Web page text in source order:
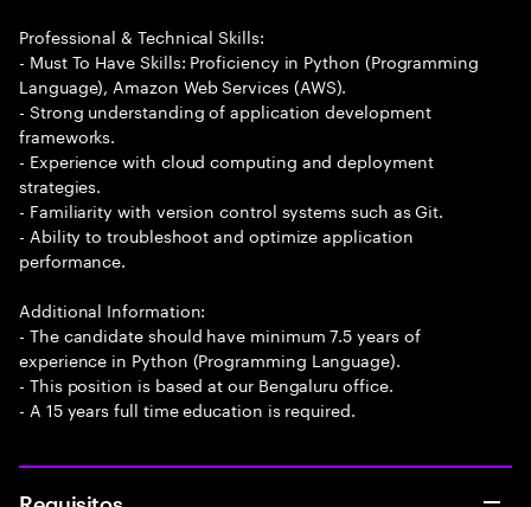
Professional & Technical Skills:
- Must To Have Skills: Proficiency in Python (Programming
Language), Amazon Web Services (AWS).
- Strong understanding of application development
frameworks.
- Experience with cloud computing and deployment
strategies.
- Familiarity with version control systems such as Git.
- Ability to troubleshoot and optimize application
performance.
Additional Information:
- The candidate should have minimum 7.5 years of
experience in Python (Programming Language).
- This position is based at our Bengaluru office.
- A 15 years full time education is required.